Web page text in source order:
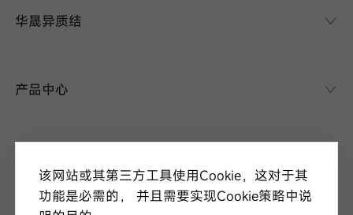
华晟异质结
产品中心
异质结组件
项目案例
走进华晟
研发实力
该网站或其第三方工具使用Cookie，这对于其
功能是必需的， 并且需要实现Cookie策略中说